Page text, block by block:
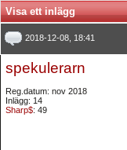
Visa ett inlägg
2018-12-08, 18:41
spekulerarn
Reg.datum: nov 2018
Inlägg: 14
Sharp$: 49